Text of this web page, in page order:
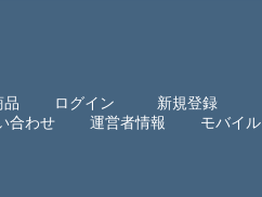
品 ログイン
新規登録
合わせ
運営者情報 モバイル